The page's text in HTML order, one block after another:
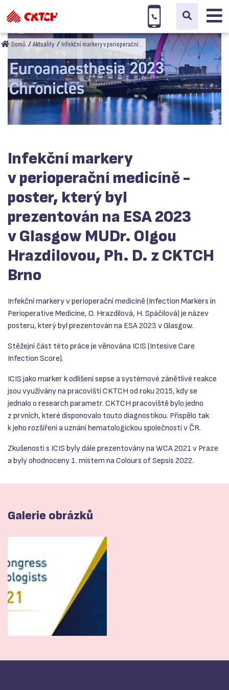
Domů Aktuality Infekční markery v perioperační…
Infekční markery
v perioperační medicíně -
poster, který byl
prezentován na ESA 2023
v Glasgow MUDr. Olgou
Hrazdilovou, Ph. D. z CKTCH
Brno
Infekční markery v perioperační medicíně (Infection Markers in
Perioperative Medicine, O. Hrazdilová, H. Spáčilová) je název
posteru, který byl prezentován na ESA 2023 v Glasgow.
Stěžejní část této práce je věnována ICIS (Intesive Care
Infection Score).
ICIS jako marker k odlišení sepse a systémové zánětlivé reakce
jsou využívány na pracovišti CKTCH od roku 2015, kdy se
jednalo o research parametr. CKTCH pracoviště bylo jedno
z prvních, které disponovalo touto diagnostikou. Přispělo tak
k jeho rozšíření a uznání hematologickou společností v ČR.
Zkušenosti s ICIS byly dále prezentovány na WCA 2021 v Praze
a byly ohodnoceny 1. mistem na Colours of Sepsis 2022.
Galerie obrázků